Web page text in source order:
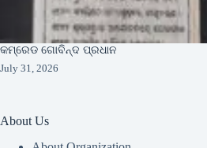
କମ୍ରେଡ ଗୋବିନ୍ଦ ପ୍ରଧାନ
July 31, 2026
About Us